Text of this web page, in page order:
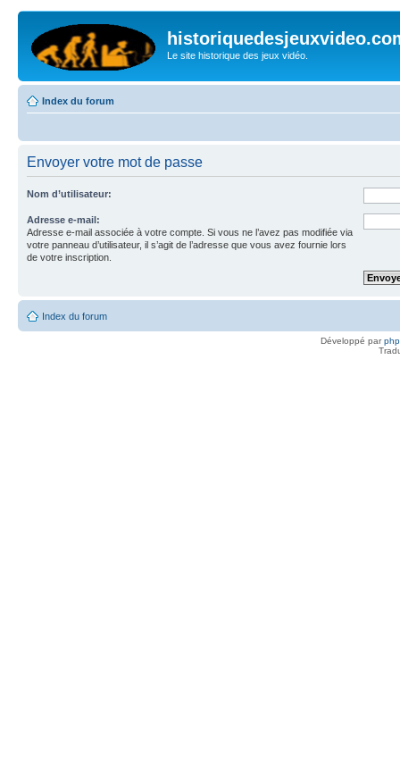
Le site historique des jeux vidéo.
Index du forum
Envoyer votre mot de passe
Nom d’utilisateur:
Adresse e-mail:
Adresse e-mail associée à votre compte. Si vous ne l’avez pas modifiée via
votre panneau d’utilisateur, il s’agit de l’adresse que vous avez fournie lors
de votre inscription.
Index du forum
Développé par